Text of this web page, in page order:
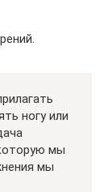
ногу или
мы
мы